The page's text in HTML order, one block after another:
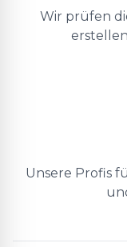
Wir prüfen
Unsere Profis